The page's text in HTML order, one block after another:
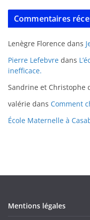
Commentaires
Lenègre Florence dans
Pierre Lefebvre dans
inefficace.
Sandrine et Christophe
valérie dans Comment
École Maternelle à
Mentions légales